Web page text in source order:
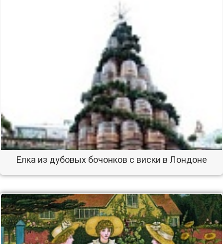
Елка из дубовых бочонков с виски в Лондоне